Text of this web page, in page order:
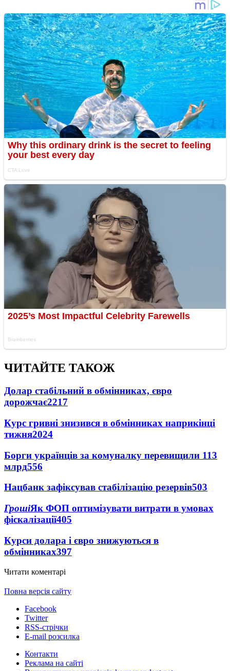
ЧИТАЙТЕ ТАКОЖ
Долар стабільний в обмінниках, євро
дорожчає2217
Курс гривні знизився в обмінниках наприкінці
тижня2024
Борги українців за комуналку перевищили 113
млрд556
Нацбанк зафіксував стабілізацію резервів503
ГрошіЯк ФОП оптимізувати витрати в умовах
фіскалізації405
Курси долара і євро знижуються в
обмінниках397
Читати коментарі
Повна версія сайту
Facebook
Twitter
RSS-стрічки
E-mail розсилка
Контакти
Реклама на сайті